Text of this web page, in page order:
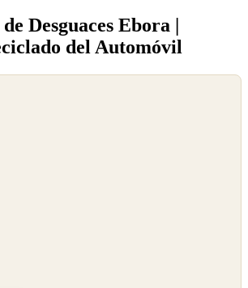
Desguaces Ebora |
del Automóvil